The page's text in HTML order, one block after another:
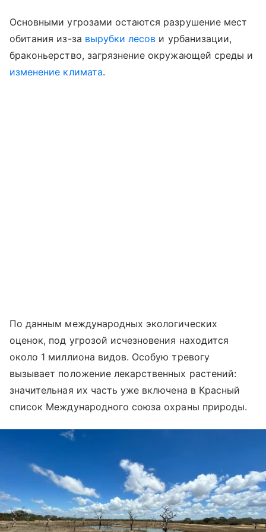
Основными угрозами остаются разрушение мест
обитания из-за вырубки лесов и урбанизации,
браконьерство, загрязнение окружающей среды и
изменение климата.
По данным международных экологических
оценок, под угрозой исчезновения находится
около 1 миллиона видов. Особую тревогу
вызывает положение лекарственных растений:
значительная их часть уже включена в Красный
список Международного союза охраны природы.